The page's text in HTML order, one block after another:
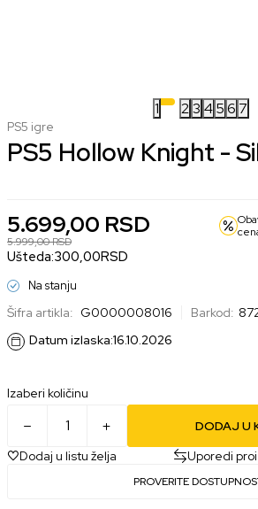
1 2 3 4 56 7
PS5 igre
PS5 Hollow Knight -
5.699,00 RSD
5.999,00RSD
Ušteda:300,00RSD
Na stanju
Šifra artikla: G0000008016 Barkod:
Datum izlaska:16.10.2026
Izaberi količinu
DODAJ U
Dodaj u listu želja
Uporedi
PROVERITE